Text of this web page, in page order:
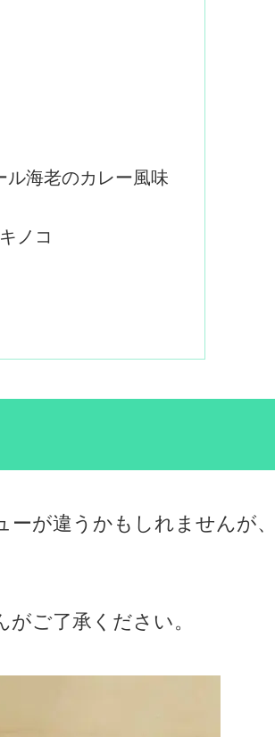
海老のカレー風味
ノコ
が違うかもしれませんが、
ご了承ください。